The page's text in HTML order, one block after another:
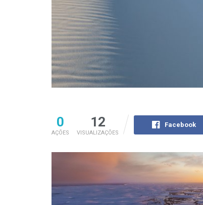
0
AÇÕES
12
VISUALIZAÇÕES
Facebook